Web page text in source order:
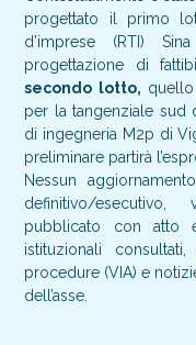
progettato il primo
d’imprese (RTI)
progettazione di
secondo lotto,
per la tangenziale sud
di ingegneria M2p di
preliminare partirà
Nessun
definitivo/esecutivo,
pubblicato con atto
istituzionali
procedure (VIA) e
dell’asse.